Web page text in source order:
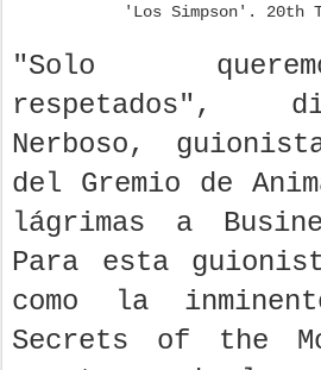
'Los Simpson'. 20th
"Solo
respetados",
Nerboso,
del Gremio de
lágrimas a
Para esta
como la
Secrets of the